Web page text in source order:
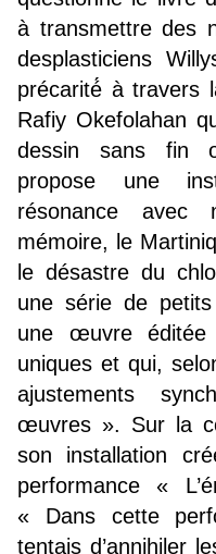
à transmettre des
desplasticiens
précarité́ à travers
Rafiy Okefolahan
dessin sans fin
propose une
résonance
mémoire, le
le désastre du
une série de
une œuvre éditée
uniques et qui,
ajustements
œuvres ». Sur la
son installation
performance «
« Dans cette
tentais d’annihiler